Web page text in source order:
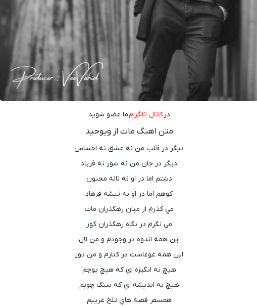
درکانال تلگرامما عضو شوید
متن اهنگ مات از ویوحید
ديگر در قلب من نه عشق نه احساس
ديگر در جان من نه شور نه فرياد
دشتم اما در او نه ناله مجنون
کوهم اما در او نه تيشه فرهاد
مي گذرم از ميان رهگذران مات
مي نگرم در نگاه رهگذران کور
اين همه اندوه در وجودم و من لال
اين همه غوغاست در کنارم و من دور
هيچ نه انگيزه اي که هيچ پوچم
هيچ نه انديشه اي که سنگ چوبم
همسفر قصه هاي تلخ غريبم